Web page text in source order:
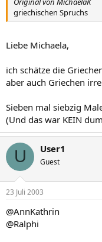
griechischen Spruchs
Liebe Michaela,
ich schätze die
aber auch Griechen
Sieben mal siebzig
(Und das war KEIN
U User1
Guest
23 Juli 2003
@AnnKathrin
@Ralphi